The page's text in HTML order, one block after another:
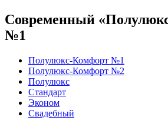
Современный
№1
Полулюкс-Комфорт №1
Полулюкс-Комфорт №2
Полулюкс
Стандарт
Эконом
Свадебный